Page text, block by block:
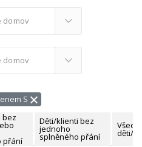
S
bez
přání
Děti/klienti bez
jednoho
splněného přání
děti/